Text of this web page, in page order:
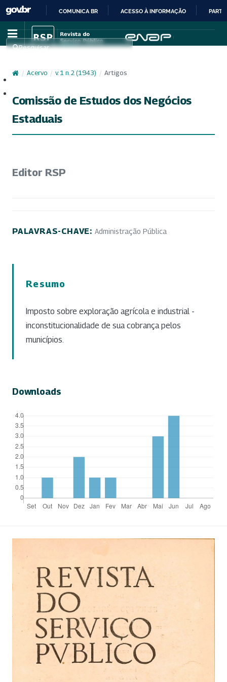
IR
PARA
CONTEÚDO
COMUNICA BR ACESSO À INFORMAÇÃO
Pesquisar
/ Acervo / v. 1 n. 2 (1943) / Artigos
Comissão de Estudos dos Negócios
Estaduais
Editor RSP
PALAVRAS-CHAVE: Administração Pública
Resumo
Imposto sobre exploração agrícola e industrial -
inconstitucionalidade de sua cobrança pelos
municípios.
Downloads